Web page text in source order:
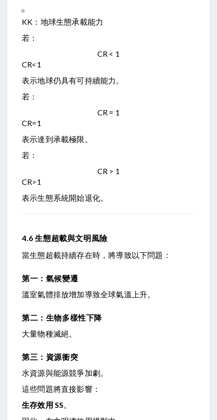
KK ：地球生態承載能力
若：
CR < 1
CR< 1
表示地球仍具有可持續能力。
若：
CR = 1
CR=1
表示達到承載極限。
若：
CR > 1
CR>1
表示生態系統開始退化。
4.6 生態超載與文明風險
當生態超載持續存在時，將導致以下問題：
第一：氣候變遷
溫室氣體排放增加導致全球氣溫上升。
第二：生物多樣性下降
大量物種滅絕。
第三：資源衝突
水資源與能源競爭加劇。
這些問題將直接影響：
生存效用 SS。